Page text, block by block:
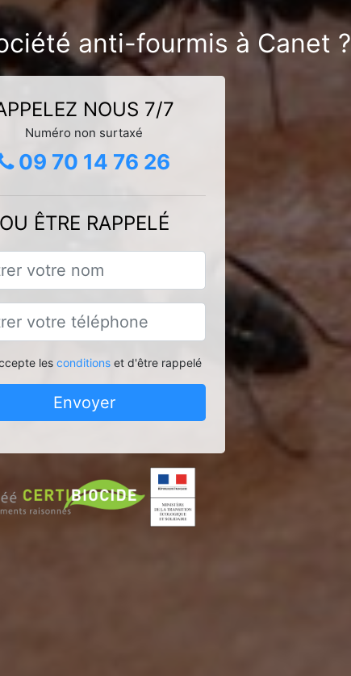
anti-fourmis à Canet ?
NOUS 7/7
Numéro non surtaxé
09 70 14 76 26
OU ÊTRE RAPPELÉ
les conditionset d'être rappelé
Envoyer